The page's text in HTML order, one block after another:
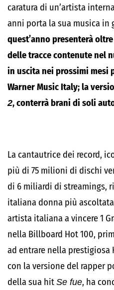
caratura di un’artista
anni porta la sua musica in
quest’anno presenterà
delle tracce contenute nel
in uscita nei prossimi mesi
Warner Music Italy; la
2, conterrà brani di soli
La cantautrice dei record,
più di 75 milioni di dischi
di 6 miliardi di streamings,
italiana donna più
artista italiana a vincere 1
nella Billboard Hot 100,
ad entrare nella prestigiosa
con la versione del rapper
della sua hitSe fue, ha